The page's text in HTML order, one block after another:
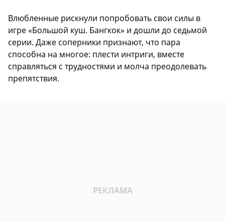
Влюбленные рискнули попробовать свои силы в
игре «Большой куш. Бангкок» и дошли до седьмой
серии. Даже соперники признают, что пара
способна на многое: плести интриги, вместе
справляться с трудностями и молча преодолевать
препятствия.